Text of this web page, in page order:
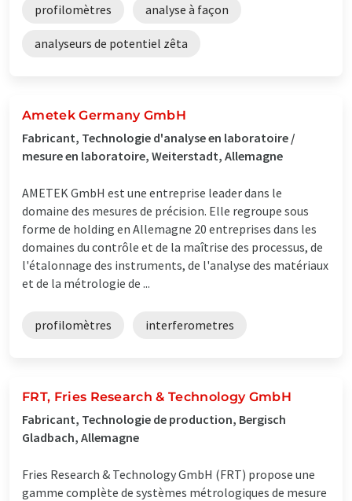
profilomètres analyse à façon
analyseurs de potentiel zêta
Ametek Germany GmbH
Fabricant, Technologie d'analyse en laboratoire /
mesure en laboratoire, Weiterstadt, Allemagne
AMETEK GmbH est une entreprise leader dans le
domaine des mesures de précision. Elle regroupe sous
forme de holding en Allemagne 20 entreprises dans les
domaines du contrôle et de la maîtrise des processus, de
l'étalonnage des instruments, de l'analyse des matériaux
et de la métrologie de ...
profilomètres interferometres
FRT, Fries Research & Technology GmbH
Fabricant, Technologie de production, Bergisch
Gladbach, Allemagne
Fries Research & Technology GmbH (FRT) propose une
gamme complète de systèmes métrologiques de mesure